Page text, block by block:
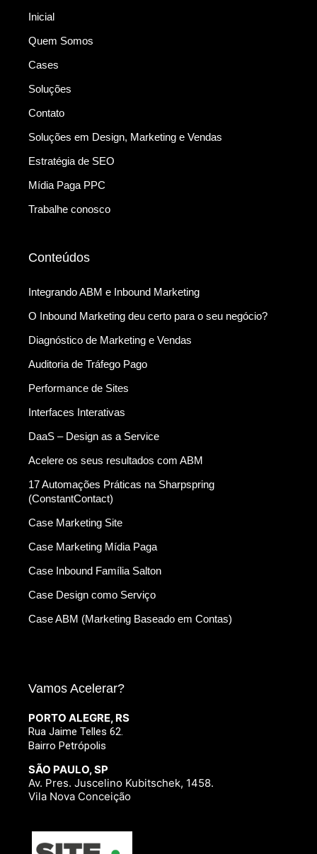
Inicial
Quem Somos
Cases
Soluções
Contato
Soluções em Design, Marketing e Vendas
Estratégia de SEO
Mídia Paga PPC
Trabalhe conosco
Conteúdos
Integrando ABM e Inbound Marketing
O Inbound Marketing deu certo para o seu negócio?
Diagnóstico de Marketing e Vendas
Auditoria de Tráfego Pago
Performance de Sites
Interfaces Interativas
DaaS – Design as a Service
Acelere os seus resultados com ABM
17 Automações Práticas na Sharpspring
(ConstantContact)
Case Marketing Site
Case Marketing Mídia Paga
Case Inbound Família Salton
Case Design como Serviço
Case ABM (Marketing Baseado em Contas)
Vamos Acelerar?
PORTO ALEGRE, RS
Rua Jaime Telles 62.
Bairro Petrópolis
SÃO PAULO, SP
Av. Pres. Juscelino Kubitschek, 1458.
Vila Nova Conceição